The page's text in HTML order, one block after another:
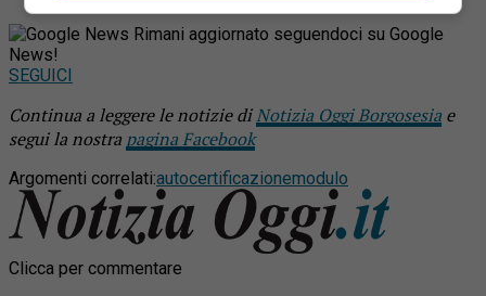
Rimani aggiornato seguendoci su Google
News!
SEGUICI
Continua a leggere le notizie diNotizia Oggi Borgosesia e
segui la nostra pagina Facebook
Argomenti correlati:autocertificazionemodulo
Clicca per commentare